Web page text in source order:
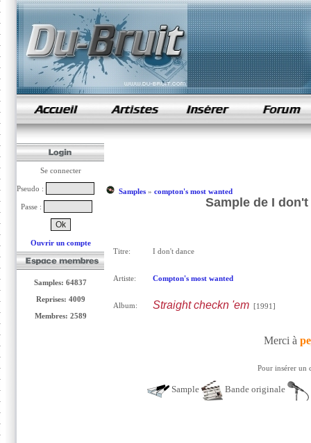
samples de rap
Se connecter
Pseudo :
Passe :
Ouvrir un compte
Samples: 64837
Reprises: 4009
Membres: 2589
Samples» compton's most wanted
Sample de I
Titre: I don't dance
Artiste: Compton's most wanted
Album: Straight checkn 'em[1991]
Merci à
Pour insérer un
Sample Bande originale